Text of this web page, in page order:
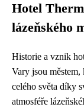
Hotel
lázeňského
Historie a vznik
Vary jsou
celého světa díky
atmosféře